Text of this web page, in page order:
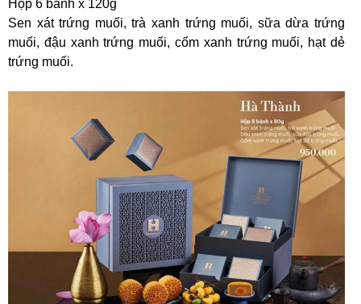
Hộp 6 bánh x 120g
Sen xát trứng muối, trà xanh trứng muối, sữa dừa trứng
muối, đậu xanh trứng muối, cốm xanh trứng muối, hạt dẻ
trứng muối.